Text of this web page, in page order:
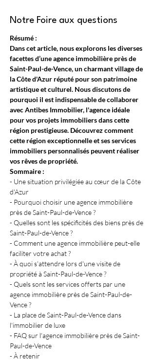
Notre Foire aux questions
Résumé :
Dans cet article, nous explorons les diverses
facettes d’une agence immobilière près de
Saint-Paul-de-Vence, un charmant village de
la Côte d'Azur réputé pour son patrimoine
artistique et culturel. Nous discutons de
pourquoi il est indispensable de collaborer
avec Antibes Immobilier, l'agence idéale
pour vos projets immobiliers dans cette
région prestigieuse. Découvrez comment
cette région exceptionnelle et ses services
immobiliers personnalisés peuvent réaliser
vos rêves de propriété.
Sommaire :
- Une situation privilégiée au cœur de la Côte
d'Azur
- Pourquoi choisir une agence immobilière
près de Saint-Paul-de-Vence ?
- Quelles sont les spécificités des biens près de
Saint-Paul-de-Vence ?
- Comment une agence immobilière peut-elle
faciliter votre achat ?
- À quoi s'attendre lors d'une visite de
propriété à Saint-Paul-de-Vence ?
- Quels sont les services offerts par une
agence immobilière près de Saint-Paul-de-
Vence ?
- La place de Saint-Paul-de-Vence dans
l'immobilier de luxe
- FAQ sur l'agence immobilière près de Saint-
Paul-de-Vence
- À retenir